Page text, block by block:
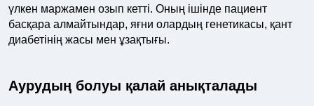
үлкен маржамен озып кетті. Оның ішінде пациент
басқара алмайтындар, яғни олардың генетикасы, қант
диабетінің жасы мен ұзақтығы.
Аурудың болуы қалай анықталады